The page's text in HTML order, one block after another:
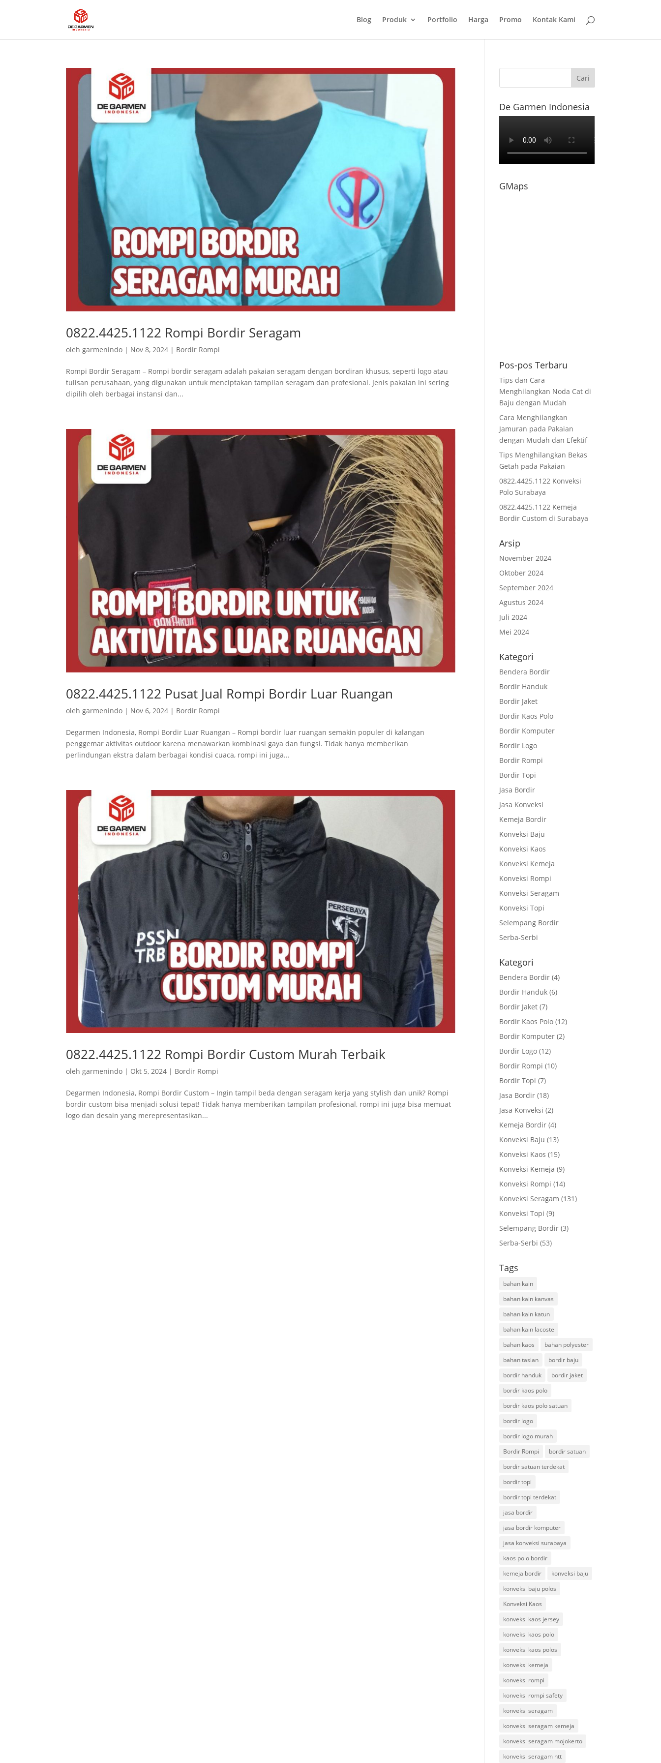
Blog Produk Portfolio Harga Promo Kontak Kami
0822.4425.1122 Rompi Bordir Seragam
oleh garmenindo | Nov 8, 2024 | Bordir Rompi
Rompi Bordir Seragam – Rompi bordir seragam adalah pakaian seragam dengan bordiran khusus, seperti logo atau
tulisan perusahaan, yang digunakan untuk menciptakan tampilan seragam dan profesional. Jenis pakaian ini sering
dipilih oleh berbagai instansi dan...
0822.4425.1122 Pusat Jual Rompi Bordir Luar Ruangan
oleh garmenindo | Nov 6, 2024 | Bordir Rompi
Degarmen Indonesia, Rompi Bordir Luar Ruangan – Rompi bordir luar ruangan semakin populer di kalangan
penggemar aktivitas outdoor karena menawarkan kombinasi gaya dan fungsi. Tidak hanya memberikan
perlindungan ekstra dalam berbagai kondisi cuaca, rompi ini juga...
0822.4425.1122 Rompi Bordir Custom Murah Terbaik
olehgarmenindo | Okt 5, 2024 | Bordir Rompi
Degarmen Indonesia, Rompi Bordir Custom – Ingin tampil beda dengan seragam kerja yang stylish dan unik? Rompi
bordir custom bisa menjadi solusi tepat! Tidak hanya memberikan tampilan profesional, rompi ini juga bisa memuat
logo dan desain yang merepresentasikan...
De Garmen Indonesia
GMaps
Pos-pos Terbaru
Tips dan Cara
Menghilangkan Noda Cat di
Baju dengan Mudah
Cara Menghilangkan
Jamuran pada Pakaian
dengan Mudah dan Efektif
Tips Menghilangkan Bekas
Getah pada Pakaian
0822.4425.1122 Konveksi
Polo Surabaya
0822.4425.1122 Kemeja
Bordir Custom di Surabaya
Arsip
November 2024
Oktober 2024
September 2024
Agustus 2024
Juli 2024
Mei 2024
Kategori
Bendera Bordir
Bordir Handuk
Bordir Jaket
Bordir Kaos Polo
Bordir Komputer
Bordir Logo
Bordir Rompi
Bordir Topi
Jasa Bordir
Jasa Konveksi
Kemeja Bordir
Konveksi Baju
Konveksi Kaos
Konveksi Kemeja
Konveksi Rompi
Konveksi Seragam
Konveksi Topi
Selempang Bordir
Serba-Serbi
Kategori
Bendera Bordir (4)
Bordir Handuk (6)
Bordir Jaket (7)
Bordir Kaos Polo (12)
Bordir Komputer (2)
Bordir Logo (12)
Bordir Rompi (10)
Bordir Topi (7)
Jasa Bordir (18)
Jasa Konveksi (2)
Kemeja Bordir (4)
Konveksi Baju (13)
Konveksi Kaos (15)
Konveksi Kemeja (9)
Konveksi Rompi (14)
Konveksi Seragam (131)
Konveksi Topi (9)
Selempang Bordir (3)
Serba-Serbi (53)
Tags
bahan kain
bahan kain kanvas
bahan kain katun
bahan kain lacoste
bahan kaos
bahan polyester
bahan taslan
bordir baju
bordir handuk
bordir jaket
bordir kaos polo
bordir kaos polo satuan
bordir logo
bordir logo murah
Bordir Rompi
bordir satuan
bordir satuan terdekat
bordir topi
bordir topi terdekat
jasa bordir
jasa bordir komputer
jasa konveksi surabaya
kaos polo bordir
kemeja bordir
konveksi baju
konveksi baju polos
Konveksi Kaos
konveksi kaos jersey
konveksi kaos polo
konveksi kaos polos
konveksi kemeja
konveksi rompi
konveksi rompi safety
konveksi seragam
konveksi seragam kemeja
konveksi seragam mojokerto
konveksi seragam ntt